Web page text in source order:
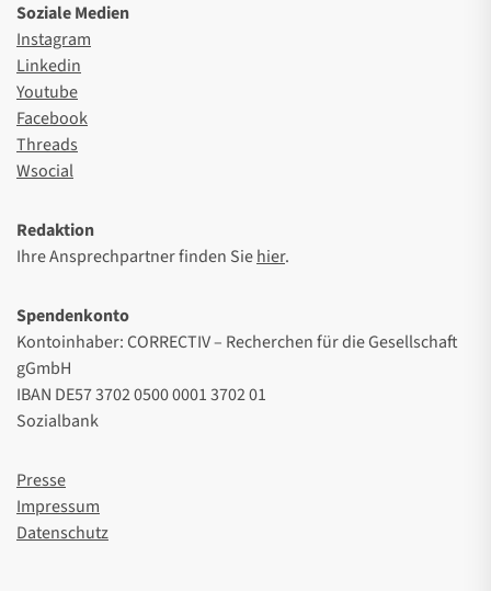
Soziale Medien
Instagram
Linkedin
Youtube
Facebook
Threads
Wsocial
Redaktion
Ihre Ansprechpartner finden Siehier.
Spendenkonto
Kontoinhaber: CORRECTIV – Recherchen für die Gesellschaft
gGmbH
IBAN DE57 3702 0500 0001 3702 01
Sozialbank
Presse
Impressum
Datenschutz